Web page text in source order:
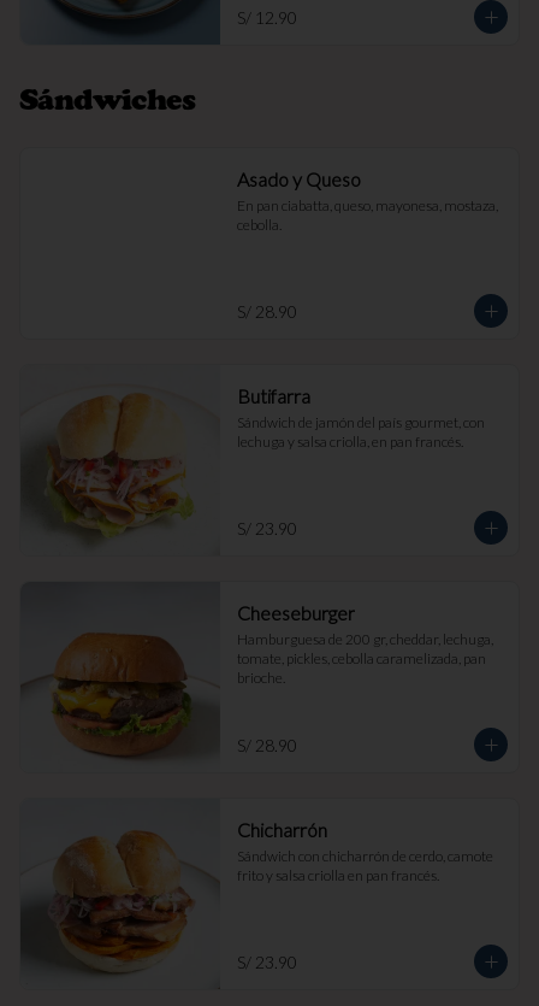
S/ 12.90
Sándwiches
Asado y Queso
En pan ciabatta, queso, mayonesa, mostaza,
cebolla.
S/ 28.90
Butifarra
Sándwich de jamón del país gourmet, con
lechuga y salsa criolla, en pan francés.
S/ 23.90
Cheeseburger
Hamburguesa de 200 gr, cheddar, lechuga,
tomate, pickles, cebolla caramelizada, pan
brioche.
S/ 28.90
Chicharrón
Sándwich con chicharrón de cerdo, camote
frito y salsa criolla en pan francés.
S/ 23.90